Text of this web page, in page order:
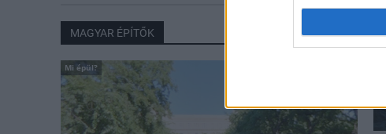
MAGYAR ÉPÍTŐK
Mi épül?